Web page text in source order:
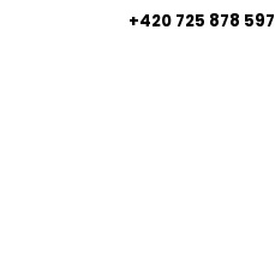
+420 725 878 597